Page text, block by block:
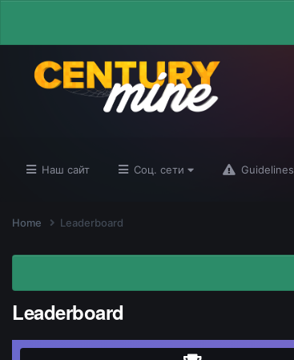
Наш сайт Соц. сети Guidelines
Home Leaderboard
Leaderboard